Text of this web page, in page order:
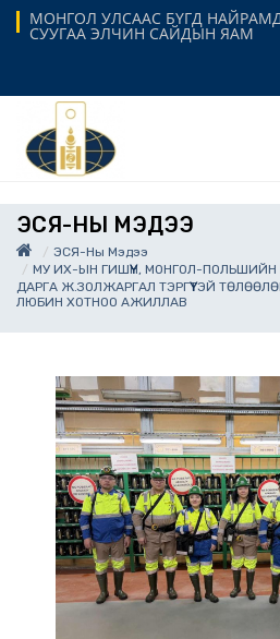
МОНГОЛ УЛСААС БҮГД
СУУГАА ЭЛЧИН САЙДЫН ЯАМ
ЭСЯ-НЫ МЭДЭЭ
ЭСЯ-Ны Мэдээ
МУ ИХ-ЫН ГИШҮҮН, МОНГОЛ-ПОЛЬШИЙН
ДАРГА Ж.ЗОЛЖАРГАЛ ТЭРГҮҮТЭЙ
ЛЮБИН ХОТНОО АЖИЛЛАВ